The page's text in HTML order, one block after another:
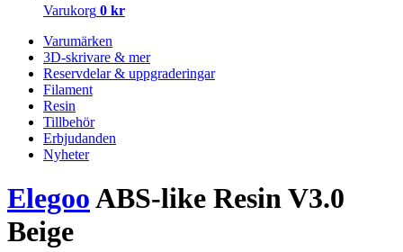
Varukorg 0 kr
Varumärken
3D-skrivare & mer
Reservdelar & uppgraderingar
Filament
Resin
Tillbehör
Erbjudanden
Nyheter
ElegooABS-like Resin V3.0
Beige